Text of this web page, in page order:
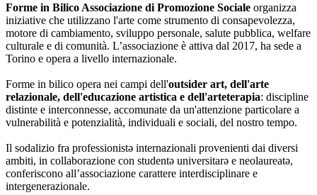
Forme in Bilico Associazione di Promozione Sociale organizza
iniziative che utilizzano l'arte come strumento di consapevolezza,
motore di cambiamento, sviluppo personale, salute pubblica, welfare
culturale e di comunità. L’associazione è attiva dal 2017, ha sede a
Torino e opera a livello internazionale.
Forme in bilico opera nei campi dell'outsider art, dell'arte
relazionale, dell'educazione artistica e dell'arteterapia: discipline
distinte e interconnesse, accomunate da un'attenzione particolare a
vulnerabilità e potenzialità, individuali e sociali, del nostro tempo.
Il sodalizio fra professionistə internazionali provenienti dai diversi
ambiti, in collaborazione con studentə universitarə e neolaureatə,
conferiscono all’associazione carattere interdisciplinare e
intergenerazionale.